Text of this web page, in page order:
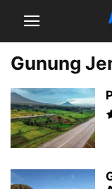
Gunung